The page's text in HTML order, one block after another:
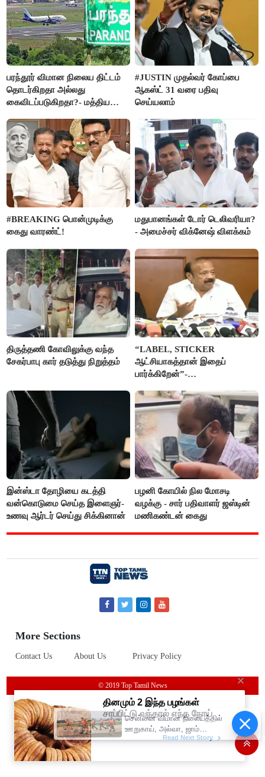
பரந்தூர் விமான நிலைய திட்டம்
தொடர்கிறதா அல்லது
கைவிடப்படுகிறதா?- மத்திய
#JUSTIN முதல்வர் கோப்பை
ஆகஸ்ட் 31 வரை பதிவு
செய்யலாம்
#BREAKING பொன்முடிக்கு
கைது வாரண்ட்!
மதுபானங்கள் டோர் டெலிவரியா?
- அமைச்சர் விக்னேஷ் விளக்கம்
திருத்தணி கோவிலுக்கு வந்த
சேகர்பாபு கார் தடுத்து நிறுத்தம்
“LABEL, STICKER
ஆட்சியாகத்தான் இதைப்
பார்க்கிறேன்”-
இன்ஸ்டா தோழியை கடத்தி
வன்கொடுமை செய்த இளைஞர்-
உணவு ஆர்டர் செய்து சிக்கினான்
பழனி கோயில் நில மோசடி
வழக்கு - சார் பதிவாளர் ஜஸ்டின்
மணிகண்டன் கைது
More Sections
Contact Us About Us Privacy Policy
© 2019 Top Tamil News
சென்னை விமான நிலையத்தில்
ஊறுகாய், அல்வா, ஜாம்
எடுத்து செல்ல தடை!